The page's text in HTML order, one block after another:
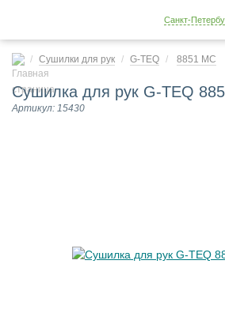
Санкт-
Сушилки для рук G-TEQ 8851 MC
Сушилка для рук G-TEQ
Артикул: 15430